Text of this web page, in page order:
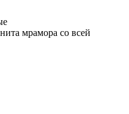
мрамора со всей